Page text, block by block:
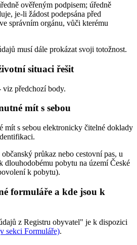
ověřeným podpisem; úředně
je-li žádost podepsána před
správním orgánu, vůči kterému
musí dále prokázat svoji totožnost.
situaci řešit
viz předchozí body.
mít s sebou
mít s sebou elektronicky čitelné doklady
průkaz nebo cestovní pas, u
pobytu na území České
k pobytu).
formuláře a kde jsou k
z Registru obyvatel" je k dispozici
sekci Formuláře).